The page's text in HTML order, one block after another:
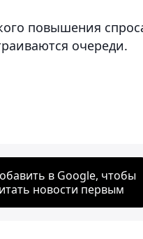
повышения
очереди.
в Google, чтобы
новости первым